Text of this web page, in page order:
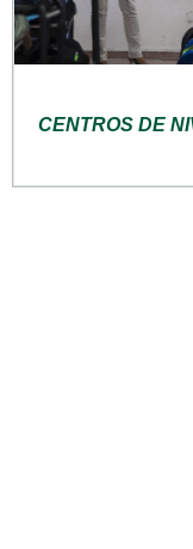
CENTROS DE